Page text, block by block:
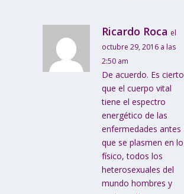
Ricardo Roca el
octubre 29, 2016 a las
2:50 am
De acuerdo. Es cierto
que el cuerpo vital
tiene el espectro
energético de las
enfermedades antes
que se plasmen en lo
físico, todos los
heterosexuales del
mundo hombres y